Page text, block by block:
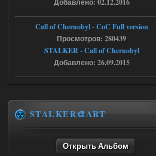
Dead Air: Refined
Stalker-Mods-Clan-su
Доступно только для пользователей
Объединенный Пак 2 + OGSR +
STCoP WP 3.4
Добавлено: 02.12.2016
Call of Chernobyl - CoC Full version
Просмотров: 280439
STALKER - Call of Chernobyl
Добавлено: 26.09.2015
STALKER🎨ART
Открыть Альбом